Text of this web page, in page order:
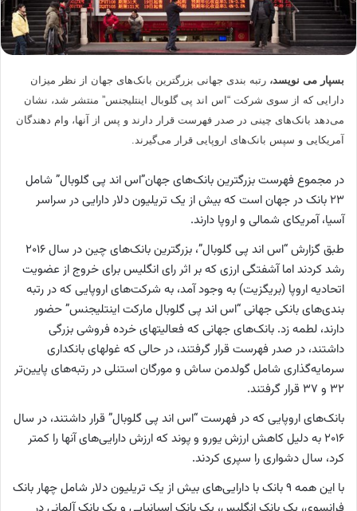
بسپار می نویسد، رتبه بندی جهانی بزرگترین بانک‌های جهان از نظر میزان
دارایی که از سوی شرکت “اس اند پی گلوبال اینتلیجنس” منتشر شد، نشان
می‌دهد بانک‌های چینی در صدر فهرست قرار دارند و پس از آنها، وام دهندگان
آمریکایی و سپس بانک‌های اروپایی قرار می‌گیرند.
در مجموع فهرست بزرگترین بانک‌های جهان”اس اند پی گلوبال” شامل
۲۳ بانک در جهان است که بیش از یک تریلیون دلار دارایی در سراسر
آسیا، آمریکای شمالی و اروپا دارند.
طبق گزارش “اس اند پی گلوبال”، بزرگترین بانک‌های چین در سال ۲۰۱۶
رشد کردند اما آشفتگی ارزی که بر اثر رای انگلیس برای خروج از عضویت
اتحادیه اروپا (بریگزیت) به وجود آمد، به شرکت‌های اروپایی که در رتبه
بندی‌های بانکی جهانی “اس اند پی گلوبال مارکت اینتلیجنس” حضور
دارند، لطمه زد. بانک‌های جهانی که فعالیتهای خرده فروشی بزرگی
داشتند، در صدر فهرست قرار گرفتند، در حالی که غولهای بانکداری
سرمایه‌گذاری شامل گولدمن ساش و مورگان استنلی در رتبه‌های پایین‌تر
۳۲ و ۳۷ قرار گرفتند.
بانک‌های اروپایی که در فهرست“اس اند پی گلوبال” قرار داشتند، در سال
۲۰۱۶ به دلیل کاهش ارزش یورو و پوند که ارزش دارایی‌های آنها را کمتر
کرد، سال دشواری را سپری کردند.
با این همه ۹ بانک با دارایی‌های بیش از یک تریلیون دلار شامل چهار بانک